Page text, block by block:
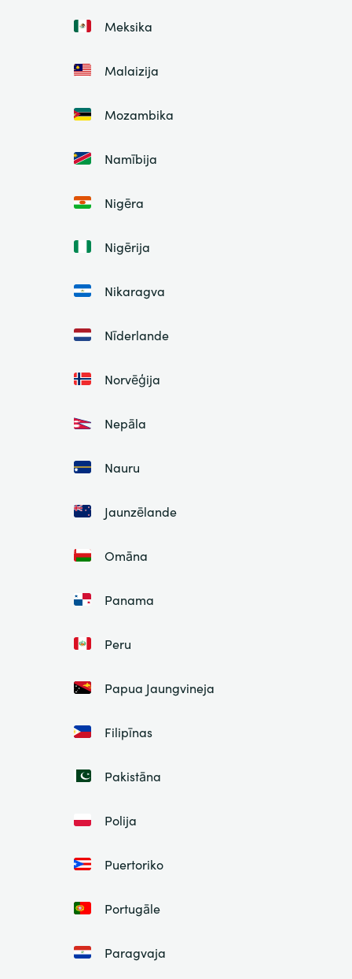
Meksika
Malaizija
Mozambika
Namībija
Nigēra
Nigērija
Nikaragva
Nīderlande
Norvēģija
Nepāla
Nauru
Jaunzēlande
Omāna
Panama
Peru
Papua Jaungvineja
Filipīnas
Pakistāna
Polija
Puertoriko
Portugāle
Paragvaja